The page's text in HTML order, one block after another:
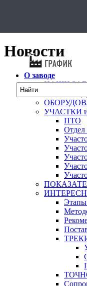
Новости
О заводе
НАШИ
УЧАСТКИ
ПТО
Отдел
Этапы